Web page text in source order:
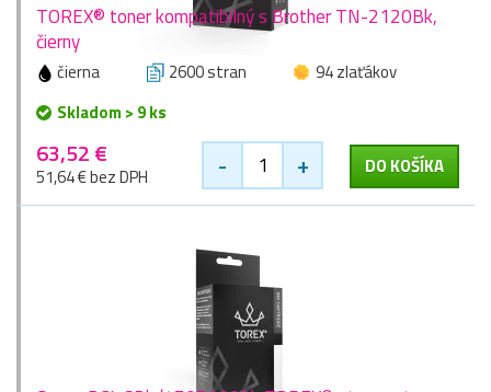
TOREX® toner kompatibilný s Brother TN-2120Bk,
čierny
čierna 2600 stran
94 zlaťákov
Skladom > 9 ks
63,52 €
51,64 € bez DPH - + DO KOŠÍKA